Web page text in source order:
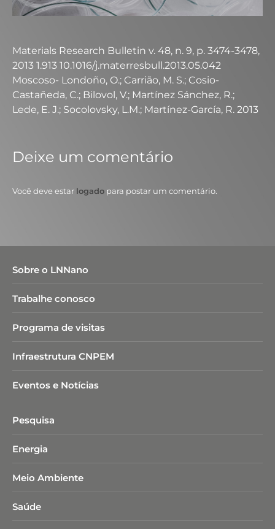
Materials Research Bulletin v. 48, n. 9, p. 3474-3478,
2013 1.913 10.1016/j.materresbull.2013.05.042
Moscoso- Londoño, O.; Carrião, M. S.; Cosio-
Castañeda, C.; Bilovol, V.; Martínez Sánchez, R.;
Lede, E. J.; Socolovsky, L.M.; Martínez-García, R. 2013
Deixe um comentário
Você deve estar logado para postar um comentário.
Sobre o LNNano
Trabalhe conosco
Programa de visitas
Infraestrutura CNPEM
Eventos e Notícias
Pesquisa
Energia
Meio Ambiente
Saúde